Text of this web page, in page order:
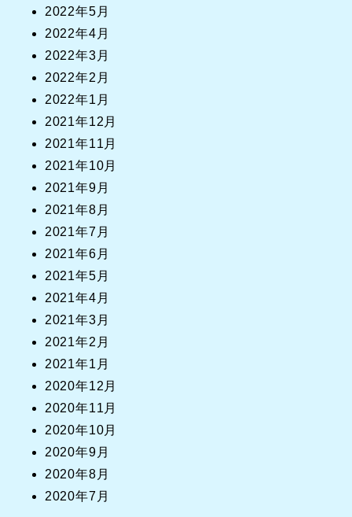
2022年5月
2022年4月
2022年3月
2022年2月
2022年1月
2021年12月
2021年11月
2021年10月
2021年9月
2021年8月
2021年7月
2021年6月
2021年5月
2021年4月
2021年3月
2021年2月
2021年1月
2020年12月
2020年11月
2020年10月
2020年9月
2020年8月
2020年7月